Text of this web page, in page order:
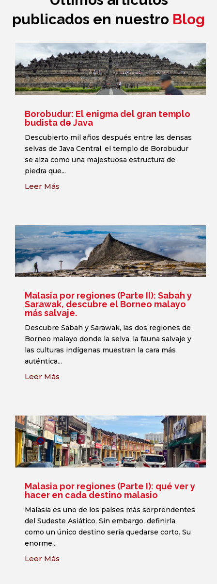
publicados en nuestro Blog
Borobudur: El enigma del gran templo
budista de Java
Descubierto mil años después entre las densas
selvas de Java Central, el templo de Borobudur
se alza como una majestuosa estructura de
piedra que...
Leer Más
Malasia por regiones (Parte II): Sabah y
Sarawak, descubre el Borneo malayo
más salvaje.
Descubre Sabah y Sarawak, las dos regiones de
Borneo malayo donde la selva, la fauna salvaje y
las culturas indígenas muestran la cara más
auténtica...
Leer Más
Malasia por regiones (Parte I): qué ver y
hacer en cada destino malasio
Malasia es uno de los países más sorprendentes
del Sudeste Asiático. Sin embargo, definirla
como un único destino sería quedarse corto. Su
enorme...
Leer Más